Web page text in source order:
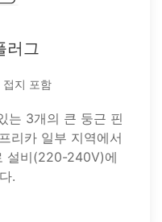
러그
지 포함
는 3개의 큰 둥근 핀
리카 일부 지역에서
설비(220-240V)에
.